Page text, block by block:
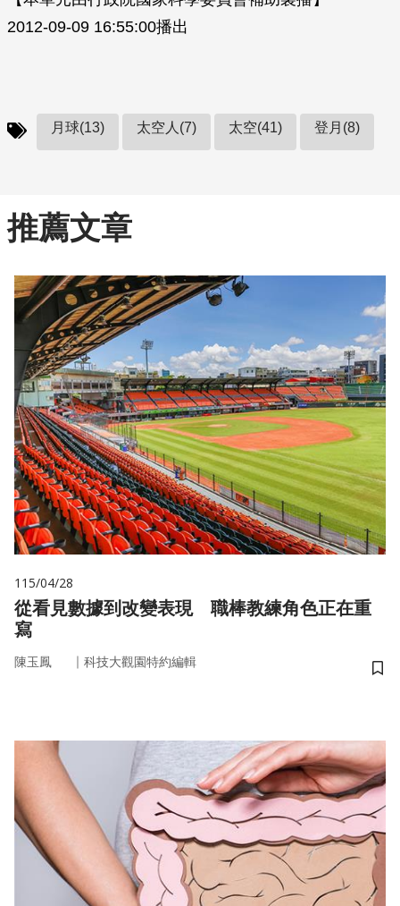
2012-09-09 16:55:00播出
月球(13) 太空人(7) 太空(41) 登月(8)
推薦文章
115/04/28
從看見數據到改變表現 職棒教練角色正在重
寫
陳玉鳳 ｜ 科技大觀園特約編輯
儲